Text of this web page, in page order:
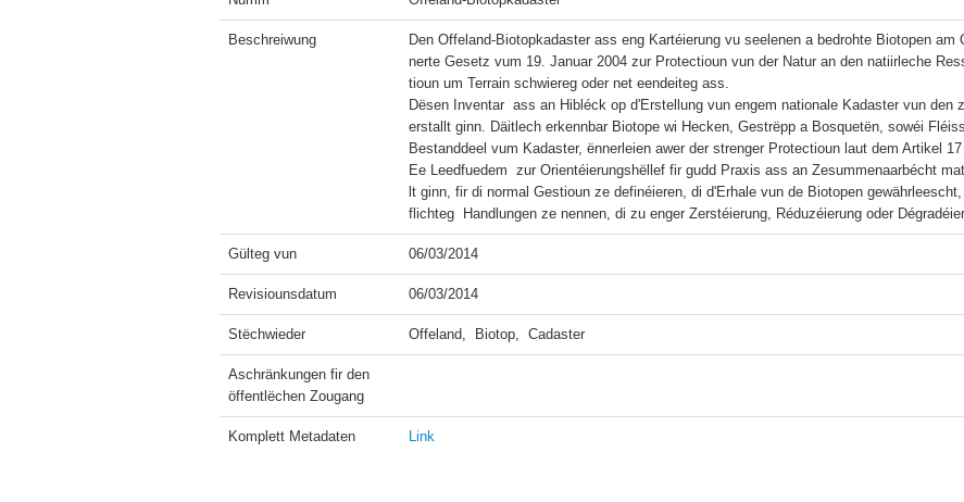
Beschreiwung
Den Offeland-Biotopkadaster ass eng Kartéierung vu seelenen a bedrohte Biotopen
nerte Gesetz vum 19. Januar 2004 zur Protectioun vun der Natur an den natiirleche
tioun um Terrain schwiereg oder net eendeiteg ass.
Dësen Inventar  ass an Hibléck op d'Erstellung vun engem nationale Kadaster vun den
erstallt ginn. Däitlech erkennbar Biotope wi Hecken, Gestrëpp a Bosquetën, sowéi
Bestanddeel vum Kadaster, ënnerleien awer der strenger Protectioun laut dem Artikel
Ee Leedfuedem  zur Orientéierungshëllef fir gudd Praxis ass an Zesummenaarbécht
lt ginn, fir di normal Gestioun ze definéieren, di d'Erhale vun de Biotopen
Gülteg vun 06/03/2014
Revisiounsdatum 06/03/2014
Stëchwieder Offeland,  Biotop,  Cadaster
Aschränkungen fir den
öffentlëchen Zougang
Komplett Metadaten Link